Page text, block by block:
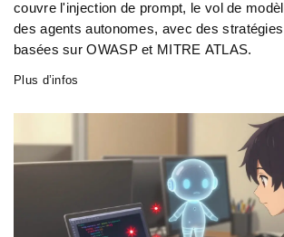
couvre l'injection de prompt, le vol de
des agents autonomes, avec des
basées sur OWASP et MITRE ATLAS.
Plus d’infos